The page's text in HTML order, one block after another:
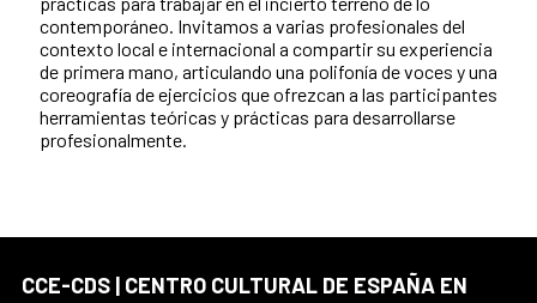
contemporáneo. Invitamos a varias profesionales del
contexto local e internacional a compartir su experiencia
de primera mano, articulando una polifonía de voces y una
coreografía de ejercicios que ofrezcan a las participantes
herramientas teóricas y prácticas para desarrollarse
profesionalmente.
CCE-CDS | CENTRO CULTURAL DE ESPAÑA EN